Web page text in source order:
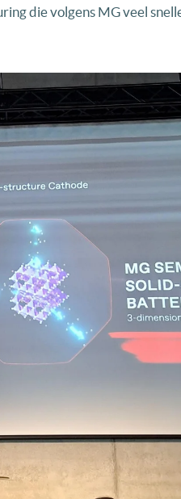
die volgens MG veel